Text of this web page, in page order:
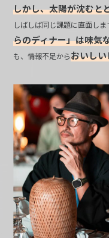
しかし、太陽が沈むと
しばしば同じ課題に直面しま
らのディナー」は味気
も、情報不足からおいし